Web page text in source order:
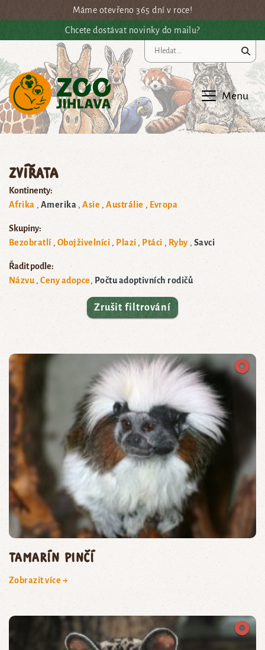
Přejít na hlavní obsahMáme otevřeno 365 dní v roce!
Chcete dostávat novinky do mailu?
Menu
Zvířata
Kontinenty:
Afrika
Amerika Asie Austrálie Evropa
Skupiny:
Bezobratlí
Obojživelníci Plazi Ptáci Ryby Savci
Řadit podle:
Názvu
Ceny adopce Počtu adoptivních rodičů
Zrušit filtrování
tamarín pinčí
Zobrazit více →